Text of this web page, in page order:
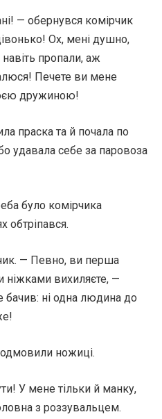
— обернувся комірчик
Ох, мені душно,
пропали, аж
Печете ви мене
дружиною!
праска та й почала по
удавала себе за паровоза
було комірчика
обтріпався.
— Певно, ви перша
вихиляєте, —
бачив: ні одна людина до
ножиці.
У мене тільки й манку,
з роззувальцем.